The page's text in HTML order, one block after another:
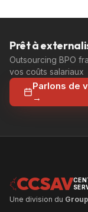
Prêt à
Outsourcing BPO
vos coûts salariaux
Parlons de
→
CCSAV
Une division du